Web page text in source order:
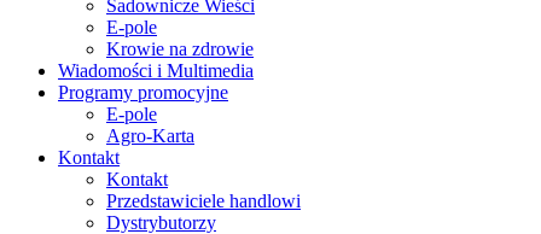
Sadownicze Wieści
E-pole
Krowie na zdrowie
Wiadomości i Multimedia
Programy promocyjne
E-pole
Agro-Karta
Kontakt
Kontakt
Przedstawiciele handlowi
Dystrybutorzy